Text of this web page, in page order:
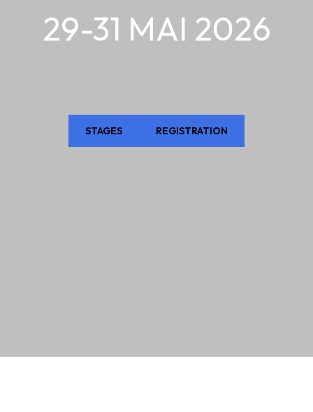
29-31 MAI 2026
STAGES REGISTRATION